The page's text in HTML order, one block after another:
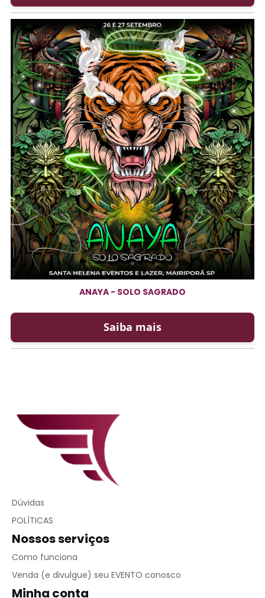
ANAYA - SOLO SAGRADO
Saiba mais
Dúvidas
POLÍTICAS
Nossos serviços
Como funciona
Venda (e divulgue) seu EVENTO conosco
Minha conta